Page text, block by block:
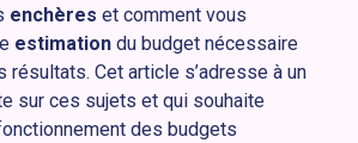
enchères et comment vous
estimation du budget nécessaire
résultats. Cet article s’adresse à un
sur ces sujets et qui souhaite
des budgets